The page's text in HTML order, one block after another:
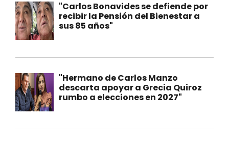
"Carlos Bonavides se defiende por
recibir la Pensión del Bienestar a
sus 85 años"
"Hermano de Carlos Manzo
descarta apoyar a Grecia Quiroz
rumbo a elecciones en 2027"